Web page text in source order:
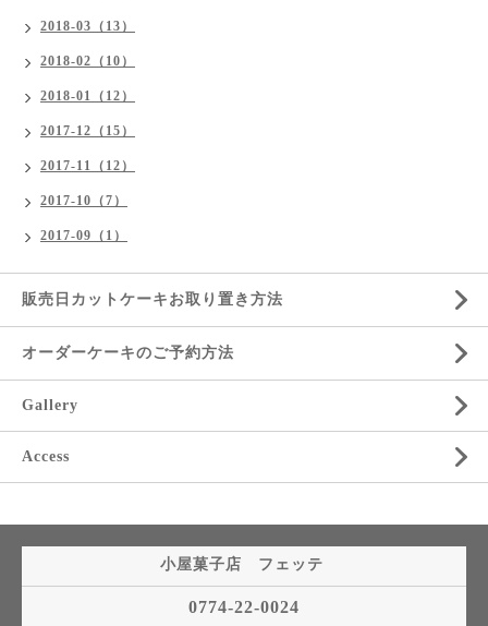
2018-03（13）
2018-02（10）
2018-01（12）
2017-12（15）
2017-11（12）
2017-10（7）
2017-09（1）
販売日カットケーキお取り置き方法
オーダーケーキのご予約方法
Gallery
Access
小屋菓子店 フェッテ
0774-22-0024